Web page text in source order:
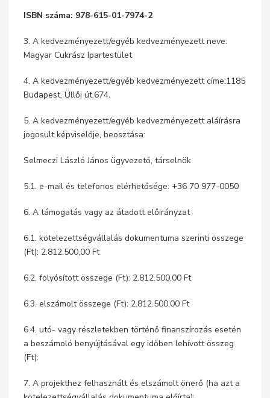
ISBN száma: 978-615-01-7974-2
3. A kedvezményezett/egyéb kedvezményezett neve:
Magyar Cukrász Ipartestület
4. A kedvezményezett/egyéb kedvezményezett címe:1185
Budapest, Üllői út.674.
5. A kedvezményezett/egyéb kedvezményezett aláírásra
jogosult képviselője, beosztása:
Selmeczi László János ügyvezető, társelnök
5.1. e-mail és telefonos elérhetősége: +36 70 977-0050
6. A támogatás vagy az átadott előirányzat
6.1. kötelezettségvállalás dokumentuma szerinti összege
(Ft): 2.812.500,00 Ft
6.2. folyósított összege (Ft): 2.812.500,00 Ft
6.3. elszámolt összege (Ft): 2.812.500,00 Ft
6.4. utó- vagy részletekben történő finanszírozás esetén
a beszámoló benyújtásával egy időben lehívott összeg
(Ft):
7. A projekthez felhasznált és elszámolt önerő (ha azt a